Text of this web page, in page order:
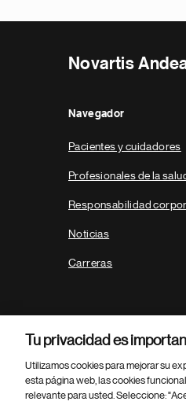
Novartis
Navegador
Pacientes y cuidadores
Profesionales de la
Responsabilidad
Noticias
Carreras
Parte
© 2026 Novartis AG
Tu privacidad es
Utilizamos cookies para mejorar su
esta página web, las cookies
relevante para usted. Seleccione: